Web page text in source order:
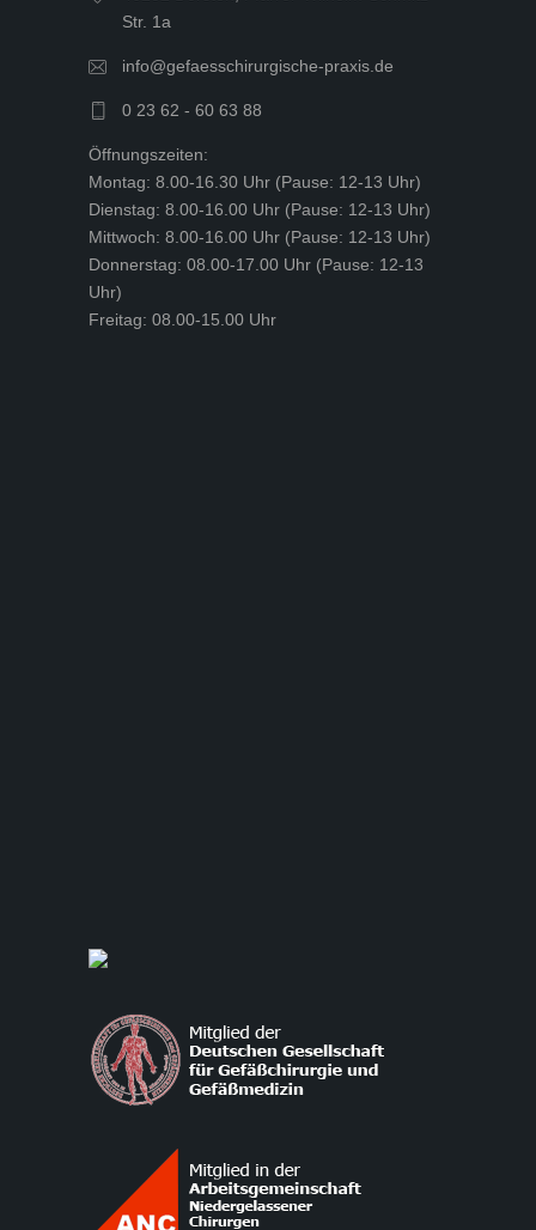
Str. 1a
info@gefaesschirurgische-praxis.de
0 23 62 - 60 63 88
Öffnungszeiten:
Montag: 8.00-16.30 Uhr (Pause: 12-13 Uhr)
Dienstag: 8.00-16.00 Uhr (Pause: 12-13 Uhr)
Mittwoch: 8.00-16.00 Uhr (Pause: 12-13 Uhr)
Donnerstag: 08.00-17.00 Uhr (Pause: 12-13
Uhr)
Freitag: 08.00-15.00 Uhr